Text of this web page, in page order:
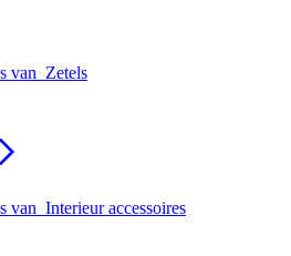
van Zetels
van Interieur accessoires